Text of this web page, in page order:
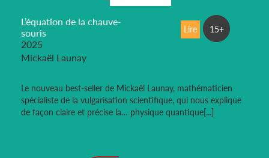
L’équation de la chauve-
souris
2025
Mickaël Launay
Le nouveau best-seller de Mickaël Launay, mathématicien
spécialiste de la vulgarisation scientifique, qui nous explique
de façon claire et précise la… physique quantique[...]
Lire 15+